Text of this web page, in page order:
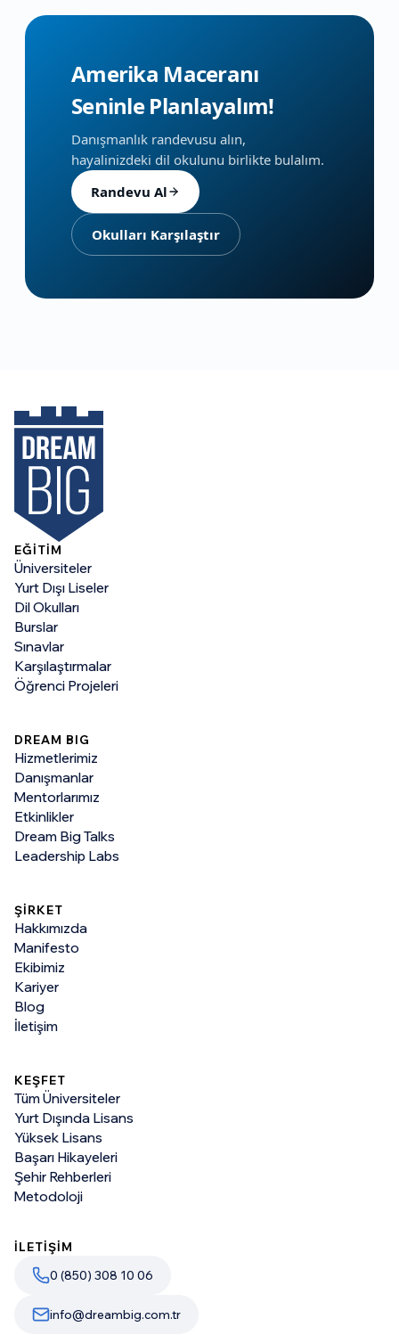
Amerika Maceranı
Seninle Planlayalım!
Danışmanlık randevusu alın,
hayalinizdeki dil okulunu birlikte bulalım.
Randevu Al
Okulları Karşılaştır
EĞİTİM
Üniversiteler
Yurt Dışı Liseler
Dil Okulları
Burslar
Sınavlar
Karşılaştırmalar
Öğrenci Projeleri
DREAM BIG
Hizmetlerimiz
Danışmanlar
Mentorlarımız
Etkinlikler
Dream Big Talks
Leadership Labs
ŞİRKET
Hakkımızda
Manifesto
Ekibimiz
Kariyer
Blog
İletişim
KEŞFET
Tüm Üniversiteler
Yurt Dışında Lisans
Yüksek Lisans
Başarı Hikayeleri
Şehir Rehberleri
Metodoloji
İLETİŞİM
0 (850) 308 10 06
info@dreambig.com.tr